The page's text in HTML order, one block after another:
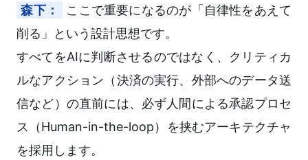
森下：
ここで重要になるのが「自律性をあえて
削る」という設計思想です。
すべてをAIに判断させるのではなく、クリティカ
ルなアクション（決済の実行、外部へのデータ送
信など）の直前には、必ず人間による承認プロセ
ス（Human-in-the-loop）を挟むアーキテクチャ
を採用します。